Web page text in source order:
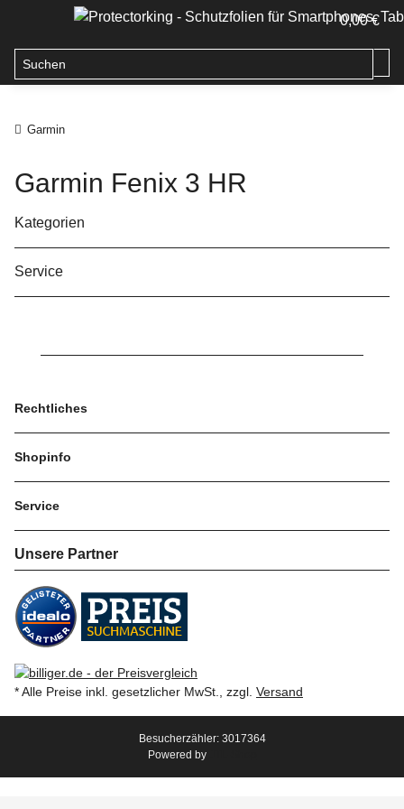
0,00 €
Garmin
Garmin Fenix 3 HR
Kategorien
Service
Rechtliches
Shopinfo
Service
Unsere Partner
* Alle Preise inkl. gesetzlicher MwSt., zzgl. Versand
Besucherzähler: 3017364
Powered by